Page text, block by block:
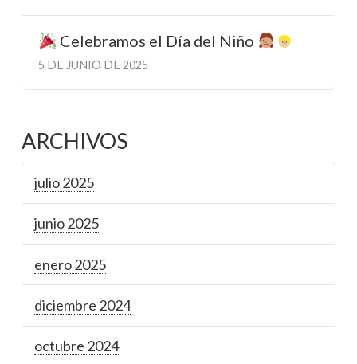
Celebramos el Día del Niño
5 DE JUNIO DE 2025
ARCHIVOS
julio 2025
junio 2025
enero 2025
diciembre 2024
octubre 2024